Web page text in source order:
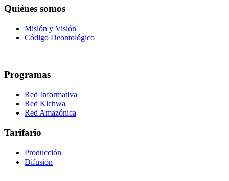
Quiénes somos
Misión y Visión
Código Deontológico
Programas
Red Informativa
Red Kichwa
Red Amazónica
Tarifario
Producción
Difusión